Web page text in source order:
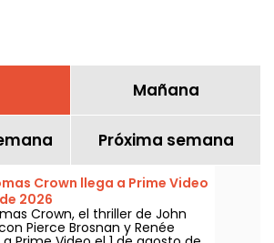
Mañana
Próxima semana
Crown llega a Prime Video
2026
Crown, el thriller de John
Pierce Brosnan y Renée